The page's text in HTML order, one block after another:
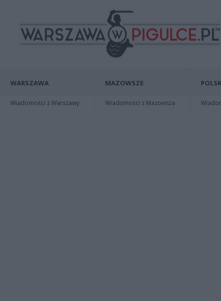
WARSZAWA
Wiadomości z Warszawy
MAZOWSZE
Wiadomości z Mazowsza